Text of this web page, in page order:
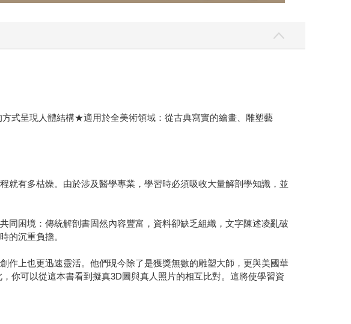
式呈現人體結構★適用於全美術領域：從古典寫實的繪畫、雕塑藝
就有多枯燥。由於涉及醫學專業，學習時必須吸收大量解剖學知識，並
同困境：傳統解剖書固然內容豐富，資料卻缺乏組織，文字陳述凌亂破
的沉重負擔。
作上也更迅速靈活。他們現今除了是獲獎無數的雕塑大師，更與美國華
你可以從這本書看到擬真3D圖與真人照片的相互比對。這將使學習資